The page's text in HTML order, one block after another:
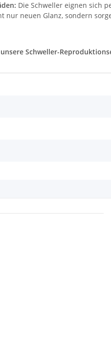
Die Schweller eignen sich
nur neuen Glanz, sondern
Schweller-